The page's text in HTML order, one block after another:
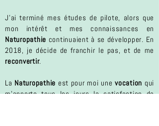
J'ai terminé mes études de pilote, alors que
mon intérêt et mes connaissances en
Naturopathie continuaient à se développer. En
2018, je décide de franchir le pas, et de me
reconvertir.
La Naturopathie est pour moi unevocation qui
m'apporte tous les jours la satisfaction de